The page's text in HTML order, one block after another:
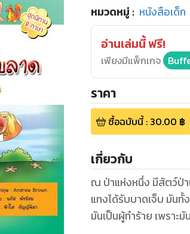
หมวดหมู่ : หนังสือเด็ก
อ่านเล่มนี้ ฟรี!
เพียงมีแพ็กเกจ
ราคา
ซื้อฉบับนี้: 30.00 ฿
เกี่ยวกับ
ณ ป่าแห่งหนึ่ง มีสัตว์ป่า
แทงได้รับบาดเจ็บ มันทั้
มันเป็นผู้ทำร้าย เพราะ